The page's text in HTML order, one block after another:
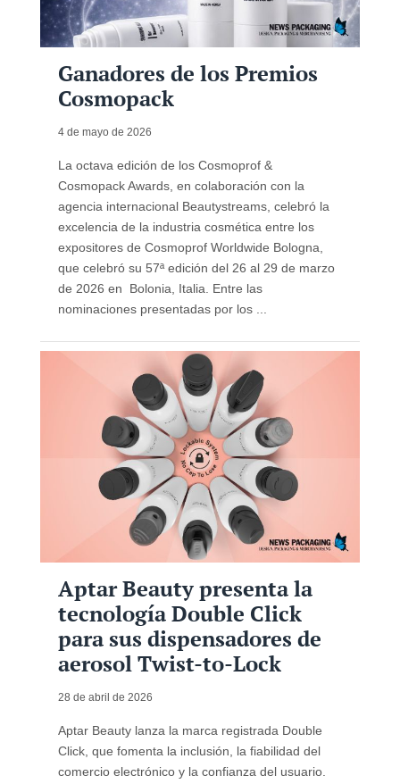
Ganadores de los Premios
Cosmopack
4 de mayo de 2026
La octava edición de los Cosmoprof &
Cosmopack Awards, en colaboración con la
agencia internacional Beautystreams, celebró la
excelencia de la industria cosmética entre los
expositores de Cosmoprof Worldwide Bologna,
que celebró su 57ª edición del 26 al 29 de marzo
de 2026 en Bolonia, Italia. Entre las
nominaciones presentadas por los ...
Aptar Beauty presenta la
tecnología Double Click
para sus dispensadores de
aerosol Twist-to-Lock
28 de abril de 2026
Aptar Beauty lanza la marca registrada Double
Click, que fomenta la inclusión, la fiabilidad del
comercio electrónico y la confianza del usuario.